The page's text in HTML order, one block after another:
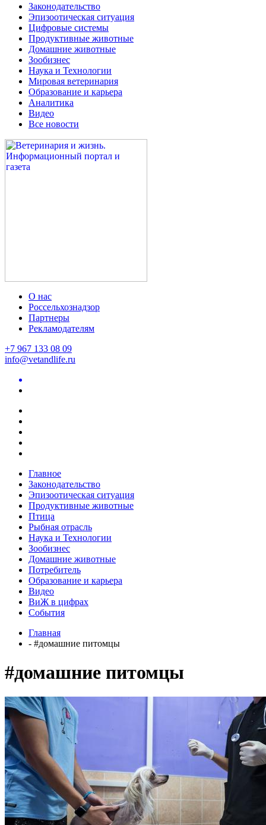
Законодательство
Эпизоотическая ситуация
Цифровые системы
Продуктивные животные
Домашние животные
Зообизнес
Наука и Технологии
Мировая ветеринария
Образование и карьера
Аналитика
Видео
Все новости
О нас
Россельхознадзор
Партнеры
Рекламодателям
+7 967 133 08 09
info@vetandlife.ru
Главное
Законодательство
Эпизоотическая ситуация
Продуктивные животные
Птица
Рыбная отрасль
Наука и Технологии
Зообизнес
Домашние животные
Потребитель
Образование и карьера
Видео
ВиЖ в цифрах
События
Главная
- #домашние питомцы
#домашние питомцы